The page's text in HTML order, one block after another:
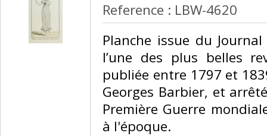
Reference : LBW-4620
‎Planche issue du
l’une des plus belles
publiée entre 1797 et
Georges Barbier, et
Première Guerre
à l'époque.‎